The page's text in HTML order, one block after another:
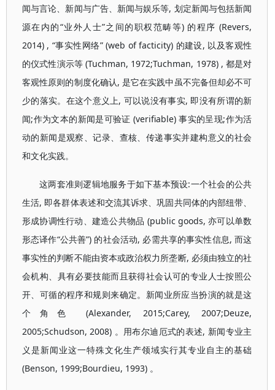
闻与言论、新闻与广告、新闻与娱乐等, 划定新闻与包括新闻
源在内的“业外人士”之间的职权范畴等) 的程序 (Revers,
2014) , “事实性网络” (web of facticity) 的建设, 以及客观性
的仪式性演示等 (Tuchman, 1972;Tuchman, 1978) , 都是对
客观性原则的制度化确认, 是它在实践中虽不完备但却必不可
少的落实。在这个意义上, 可以说没有事实, 即没有所谓的新
闻;作为文本的新闻是可验证 (verifiable) 事实的呈现;作为活
动的新闻是观察、记录、查核、传递事实并建构意义的社会
和文化实践。
这两套准则逻辑地服务于如下基本预设:一个社会的公共
生活, 即各群体表述和交流其诉求、巩固共同体的内部纽带、
形成协调性行动、建造公共物品 (public goods, 亦可以单数
形态译作“公共善”) 的社会活动, 必需共享的事实性信息, 而这
事实性的判断不能由资本或政治权力所垄断, 必须由独立的社
会机构、具有必要技能而且获得社会认可的专业人士按照公
开、可循的程序和规则来确定。新闻业所应当扮演的就是这
个角色 (Alexander, 2015;Carey, 2007;Deuze,
2005;Schudson, 2008) 。用布尔迪厄式的表述, 新闻专业主
义是新闻业这一特殊文化生产领域实行其专业自主的基础
(Benson, 1999;Bourdieu, 1993) 。